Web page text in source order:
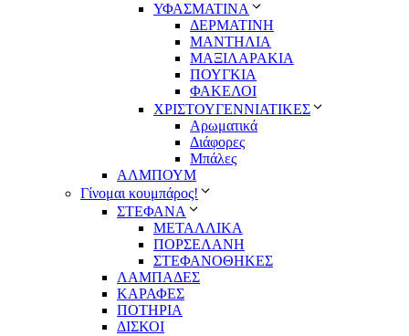
ΥΦΑΣΜΑΤΙΝA
ΔΕΡΜΑΤΙΝΗ
ΜΑΝΤΗΛΙΑ
ΜΑΞΙΛΑΡΑΚΙΑ
ΠΟΥΓΚΙΑ
ΦΑΚΕΛΟΙ
ΧΡΙΣΤΟΥΓΕΝΝΙΑΤΙΚΕΣ
Αρωματικά
Διάφορες
Μπάλες
ΑΛΜΠΟΥΜ
Γίνομαι κουμπάρος!
ΣΤΕΦΑΝΑ
ΜΕΤΑΛΛΙΚΑ
ΠΟΡΣΕΛΑΝΗ
ΣΤΕΦΑΝΟΘΗΚΕΣ
ΛΑΜΠΑΔΕΣ
ΚΑΡΑΦΕΣ
ΠΟΤΗΡΙΑ
ΔΙΣΚΟΙ